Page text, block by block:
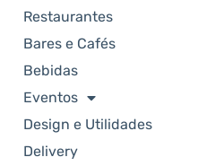
Restaurantes
Bares e Cafés
Bebidas
Eventos
Design e Utilidades
Delivery